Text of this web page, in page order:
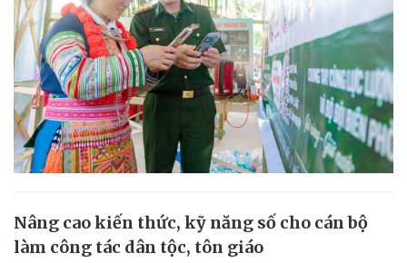
Nâng cao kiến thức, kỹ năng số cho cán bộ
làm công tác dân tộc, tôn giáo